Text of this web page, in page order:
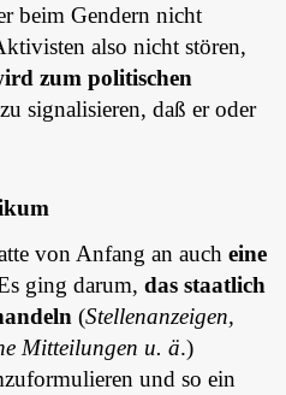
beim Gendern nicht
also nicht stören,
zum politischen
signalisieren, daß er oder
von Anfang an auch eine
ging darum, das staatlich
(Stellenanzeigen,
Mitteilungen u. ä.)
und so ein